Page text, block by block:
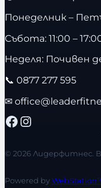
Понеделник –
Събота: 11:00 –
Неделя: Почивен
📞 0877 277 595
✉
Facebook Instagram
© 2026 Лидерфитнес.
Powered by